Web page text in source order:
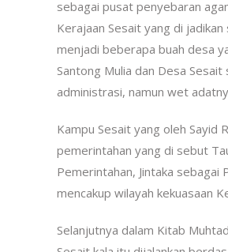
sebagai pusat penyebaran
Kerajaan Sesait yang di
menjadi beberapa buah desa
Santong Mulia dan Desa
administrasi, namun wet
Kampu Sesait yang oleh Sayid
pemerintahan yang di sebut
Pemerintahan, Jintaka
mencakup wilayah kekuasaan
Selanjutnya dalam Kitab